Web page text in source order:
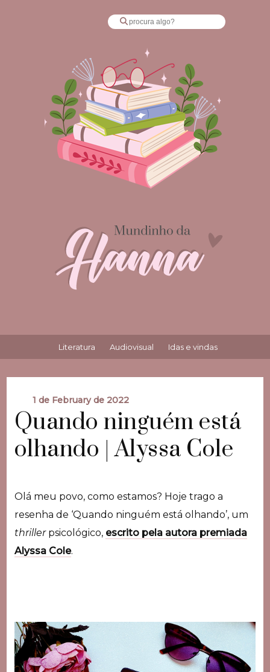
Literatura Audiovisual Idas e vindas
1 de February de 2022
Quando ninguém está
olhando | Alyssa Cole
Olá meu povo, como estamos? Hoje trago a
resenha de ‘Quando ninguém está olhando’, um
thriller psicológico, escrito pela autora premiada
Alyssa Cole.